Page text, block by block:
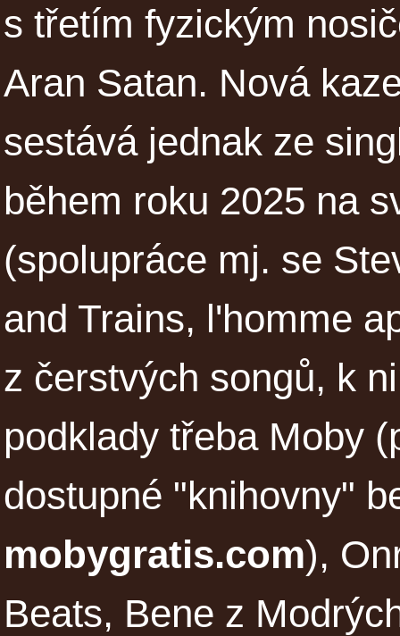
s třetím fyzickým
Aran Satan. Nová
sestává jednak ze
během roku 2025 na
(spolupráce mj. se
and Trains, l'homme
z čerstvých songů, k
podklady třeba Moby
dostupné "knihovny"
mobygratis.com),
Beats, Bene z